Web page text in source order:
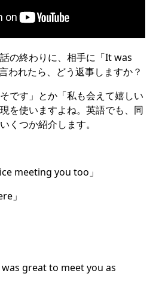
の終わりに、相手に「It was
われたら、どう返事しますか？
です」とか「私も会えて嬉しい
を使いますよね。英語でも、同
くつか紹介します。
meeting you too」
」
was great to meet you as